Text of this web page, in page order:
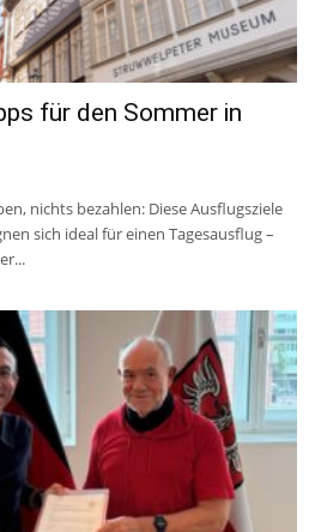
für den Sommer in
nichts bezahlen: Diese Ausflugsziele
sich ideal für einen Tagesausflug –